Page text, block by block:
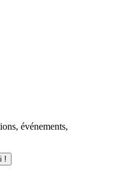
événements,
!